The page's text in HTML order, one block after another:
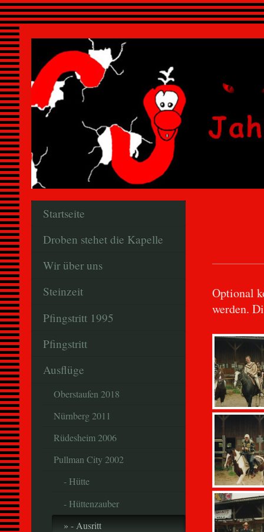
Optional
werden.
Startseite
Droben stehet die Kapelle
Wir über uns
Steinzeit
Pfingstritt 1995
Pfingstritt
Ausflüge
Oberstaufen 2018
Nürnberg 2011
Rüdesheim 2006
Pullman City 2002
- Hütte
- Hüttenzauber
- Ausritt